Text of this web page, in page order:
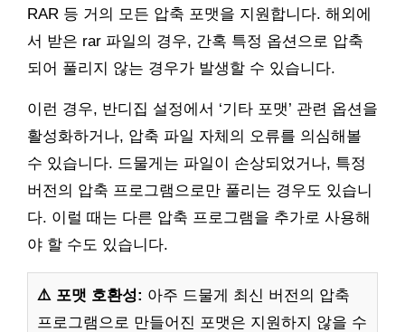
RAR 등 거의 모든 압축 포맷을 지원합니다. 해외에
서 받은 rar 파일의 경우, 간혹 특정 옵션으로 압축
되어 풀리지 않는 경우가 발생할 수 있습니다.
이런 경우, 반디집 설정에서 ‘기타 포맷’ 관련 옵션을
활성화하거나, 압축 파일 자체의 오류를 의심해볼
수 있습니다. 드물게는 파일이 손상되었거나, 특정
버전의 압축 프로그램으로만 풀리는 경우도 있습니
다. 이럴 때는 다른 압축 프로그램을 추가로 사용해
야 할 수도 있습니다.
⚠️ 포맷 호환성: 아주 드물게 최신 버전의 압축
프로그램으로 만들어진 포맷은 지원하지 않을 수